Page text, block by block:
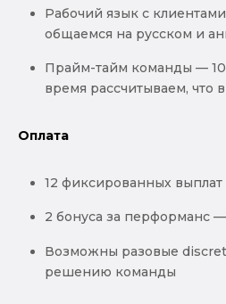
Рабочий язык с
общаемся на русском и
Прайм-тайм команды —
время рассчитываем, что
Оплата
12 фиксированных
2 бонуса за перформанс
Возможны разовые
решению команды